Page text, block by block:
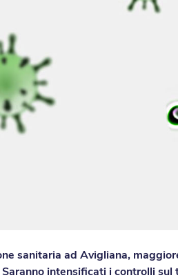
sanitaria ad Avigliana,
intensificati i controlli